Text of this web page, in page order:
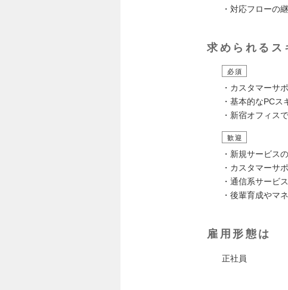
・対応フローの
求められるス
必須
・カスタマーサ
・基本的なPC
・新宿オフィス
歓迎
・新規サービス
・カスタマーサ
・通信系サービ
・後輩育成やマ
雇用形態は
正社員